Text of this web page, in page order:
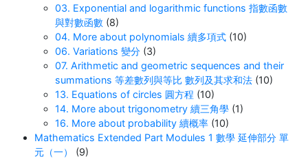
03. Exponential and logarithmic functions 指數函數
與對數函數 (8)
04. More about polynomials 續多項式 (10)
06. Variations 變分 (3)
07. Arithmetic and geometric sequences and their
summations 等差數列與等比 數列及其求和法 (10)
13. Equations of circles 圓方程 (10)
14. More about trigonometry 續三角學 (1)
16. More about probability 續概率 (10)
Mathematics Extended Part Modules 1 數學 延伸部分 單
元（一）
(9)